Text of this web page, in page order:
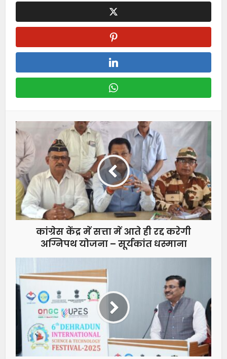
कांग्रेस केंद्र में सत्ता में आते ही रद्द करेगी
अग्निपथ योजना – सूर्यकांत धस्माना